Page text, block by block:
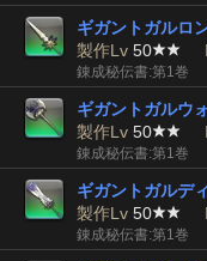
ギガントガルロ
製作Lv 50
錬成秘伝書:第1巻
ギガントガルウ
製作Lv 50
錬成秘伝書:第1巻
ギガントガルデ
製作Lv 50
錬成秘伝書:第1巻